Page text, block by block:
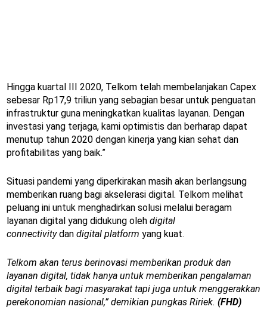
Hingga kuartal III 2020, Telkom telah membelanjakan Capex
sebesar Rp17,9 triliun yang sebagian besar untuk penguatan
infrastruktur guna meningkatkan kualitas layanan. Dengan
investasi yang terjaga, kami optimistis dan berharap dapat
menutup tahun 2020 dengan kinerja yang kian sehat dan
profitabilitas yang baik.”
Situasi pandemi yang diperkirakan masih akan berlangsung
memberikan ruang bagi akselerasi digital. Telkom melihat
peluang ini untuk menghadirkan solusi melalui beragam
layanan digital yang didukung oleh digital
connectivitydan digital platform yang kuat.
Telkom akan terus berinovasi memberikan produk dan
layanan digital, tidak hanya untuk memberikan pengalaman
digital terbaik bagi masyarakat tapi juga untuk menggerakkan
perekonomian nasional,” demikian pungkas Ririek. (FHD)